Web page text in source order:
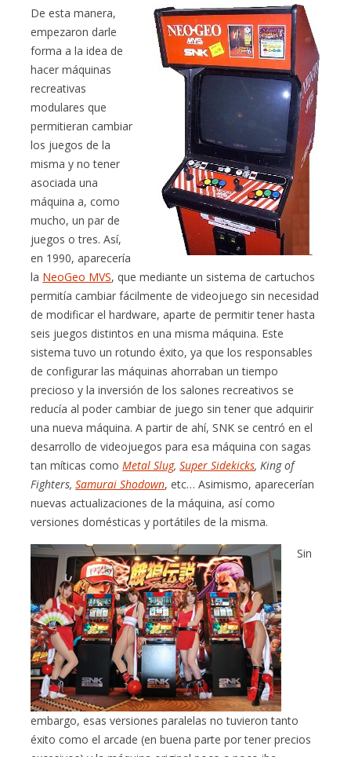
De esta manera,
empezaron darle
forma a la idea de
hacer máquinas
recreativas
modulares que
permitieran cambiar
los juegos de la
misma y no tener
asociada una
máquina a, como
mucho, un par de
juegos o tres. Así,
en 1990, aparecería
la NeoGeo MVS, que mediante un sistema de cartuchos
permitía cambiar fácilmente de videojuego sin necesidad
de modificar el hardware, aparte de permitir tener hasta
seis juegos distintos en una misma máquina. Este
sistema tuvo un rotundo éxito, ya que los responsables
de configurar las máquinas ahorraban un tiempo
precioso y la inversión de los salones recreativos se
reducía al poder cambiar de juego sin tener que adquirir
una nueva máquina. A partir de ahí, SNK se centró en el
desarrollo de videojuegos para esa máquina con sagas
tan míticas comoMetal Slug,Super Sidekicks, King of
Fighters,Samurai Shodown, etc… Asimismo, aparecerían
nuevas actualizaciones de la máquina, así como
versiones domésticas y portátiles de la misma.
Sin
embargo, esas versiones paralelas no tuvieron tanto
éxito como el arcade (en buena parte por tener precios